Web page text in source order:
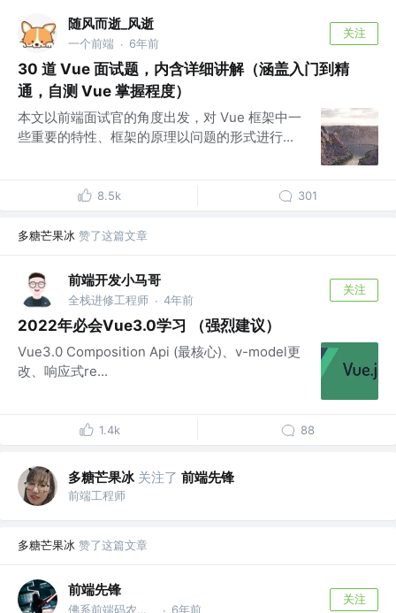
随风而逝_风逝
一个前端 · 6年前
关注
30 道 Vue 面试题，内含详细讲解（涵盖入门到精
通，自测 Vue 掌握程度）
本文以前端面试官的角度出发，对 Vue 框架中一
些重要的特性、框架的原理以问题的形式进行...
8.5k 301
多糖芒果冰 赞了这篇文章
前端开发小马哥
全栈进修工程师 · 4年前
关注
2022年必会Vue3.0学习 （强烈建议）
Vue3.0 Composition Api (最核心)、v-model更
改、响应式re...
1.4k 88
多糖芒果冰 关注了 前端先锋
前端工程师
多糖芒果冰 赞了这篇文章
前端先锋
佛系前端码农，公众号：前端先锋 @公众号：前端先锋 · 6年前
关注